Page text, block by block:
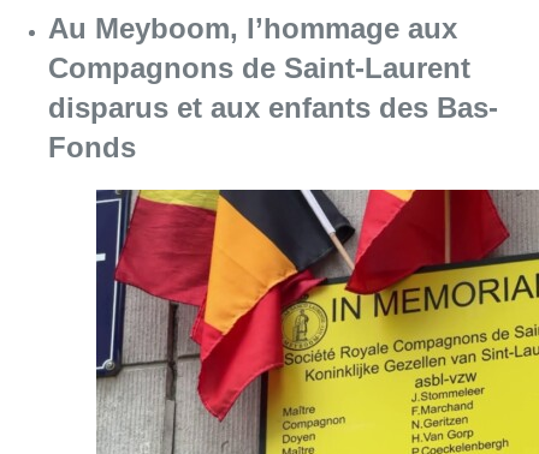
Au Meyboom, l’hommage aux
Compagnons de Saint-Laurent
disparus et aux enfants des Bas-
Fonds